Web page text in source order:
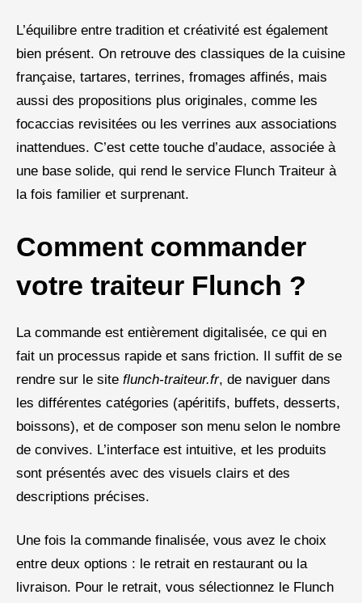
L’équilibre entre tradition et créativité est également
bien présent. On retrouve des classiques de la cuisine
française, tartares, terrines, fromages affinés, mais
aussi des propositions plus originales, comme les
focaccias revisitées ou les verrines aux associations
inattendues. C’est cette touche d’audace, associée à
une base solide, qui rend le service Flunch Traiteur à
la fois familier et surprenant.
Comment commander
votre traiteur Flunch ?
La commande est entièrement digitalisée, ce qui en
fait un processus rapide et sans friction. Il suffit de se
rendre sur le site flunch-traiteur.fr, de naviguer dans
les différentes catégories (apéritifs, buffets, desserts,
boissons), et de composer son menu selon le nombre
de convives. L’interface est intuitive, et les produits
sont présentés avec des visuels clairs et des
descriptions précises.
Une fois la commande finalisée, vous avez le choix
entre deux options : le retrait en restaurant ou la
livraison. Pour le retrait, vous sélectionnez le Flunch